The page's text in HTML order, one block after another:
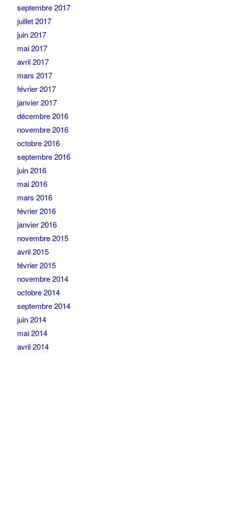
septembre 2017
juillet 2017
juin 2017
mai 2017
avril 2017
mars 2017
février 2017
janvier 2017
décembre 2016
novembre 2016
octobre 2016
septembre 2016
juin 2016
mai 2016
mars 2016
février 2016
janvier 2016
novembre 2015
avril 2015
février 2015
novembre 2014
octobre 2014
septembre 2014
juin 2014
mai 2014
avril 2014